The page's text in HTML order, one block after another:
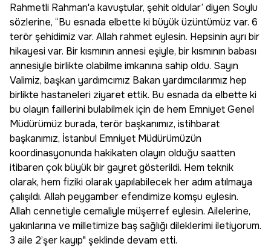
Rahmetli Rahman'a kavuştular, şehit oldular’ diyen Soylu
sözlerine, “Bu esnada elbette ki büyük üzüntümüz var. 6
terör şehidimiz var. Allah rahmet eylesin. Hepsinin ayrı bir
hikayesi var. Bir kısmının annesi eşiyle, bir kısmının babası
annesiyle birlikte olabilme imkanına sahip oldu. Sayın
Valimiz, başkan yardımcımız Bakan yardımcılarımız hep
birlikte hastaneleri ziyaret ettik. Bu esnada da elbette ki
bu olayın faillerini bulabilmek için de hem Emniyet Genel
Müdürümüz burada, terör başkanımız, istihbarat
başkanımız, İstanbul Emniyet Müdürümüzün
koordinasyonunda hakikaten olayın olduğu saatten
itibaren çok büyük bir gayret gösterildi. Hem teknik
olarak, hem fiziki olarak yapılabilecek her adım atılmaya
çalışıldı. Allah peygamber efendimize komşu eylesin.
Allah cennetiyle cemaliyle müşerref eylesin. Ailelerine,
yakınlarına ve milletimize baş sağlığı dileklerimi iletiyorum.
3 aile 2’şer kayıp" şeklinde devam etti.